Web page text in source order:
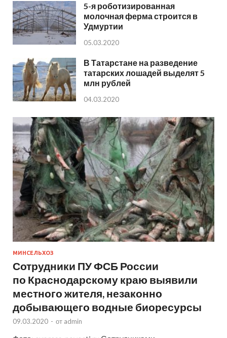
5-я роботизированная
молочная ферма строится в
Удмуртии
05.03.2020
В Татарстане на разведение
татарских лошадей выделят 5
млн рублей
04.03.2020
МИНСЕЛЬХОЗ
Сотрудники ПУ ФСБ России
по Краснодарскому краю выявили
местного жителя, незаконно
добывающего водные биоресурсы
09.03.2020 - от admin